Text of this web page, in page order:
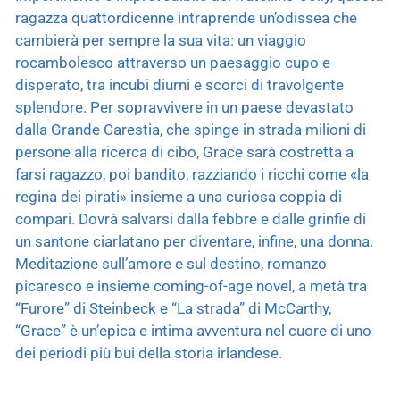
ragazza quattordicenne intraprende un’odissea che
cambierà per sempre la sua vita: un viaggio
rocambolesco attraverso un paesaggio cupo e
disperato, tra incubi diurni e scorci di travolgente
splendore. Per sopravvivere in un paese devastato
dalla Grande Carestia, che spinge in strada milioni di
persone alla ricerca di cibo, Grace sarà costretta a
farsi ragazzo, poi bandito, razziando i ricchi come «la
regina dei pirati» insieme a una curiosa coppia di
compari. Dovrà salvarsi dalla febbre e dalle grinfie di
un santone ciarlatano per diventare, infine, una donna.
Meditazione sull’amore e sul destino, romanzo
picaresco e insieme coming-of-age novel, a metà tra
“Furore” di Steinbeck e “La strada” di McCarthy,
“Grace” è un’epica e intima avventura nel cuore di uno
dei periodi più bui della storia irlandese.